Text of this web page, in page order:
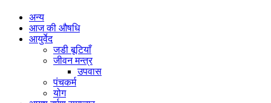
अन्य
आज की औषधि
आयुर्वेद
जडी बूटियाँ
जीवन मन्त्र
उपवास
पंचकर्म
योग